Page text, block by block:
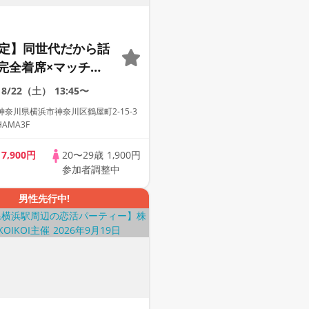
】同世代だから話
全着席×マッチン
きマッチングコン
8/22（土） 13:45〜
奈川県横浜市神奈川区鶴屋町2-15-3
7,900円 20〜29歳 1,900円
参加者調整中
男性先行中!